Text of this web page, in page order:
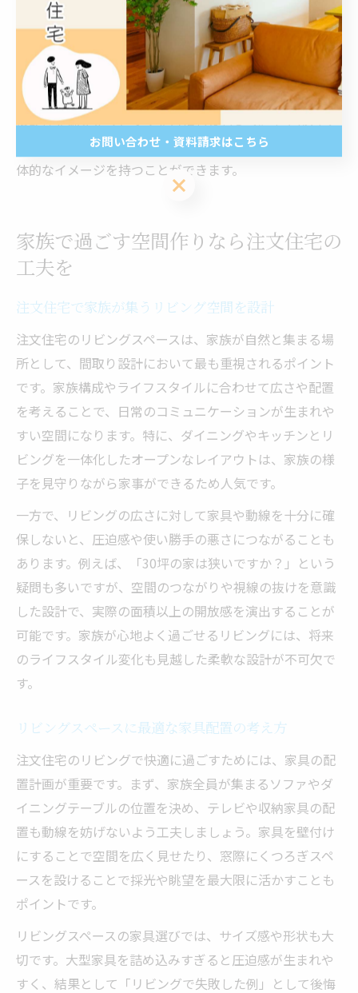
除が大変になるといったデメリットも生じるため注意が
必要です。
坪数と快適性を比較検討する際は、家族の人数や生活ス
タイル、将来的な使い方まで考慮し、必要十分な広さと
機能性を備えたリビングを目指しましょう。モデルハウ
ス見学や間取りシミュレーションを活用することで、具
体的なイメージを持つことができます。
家族で過ごす空間作りなら注文住宅の
工夫を
注文住宅で家族が集うリビング空間を設計
注文住宅のリビングスペースは、家族が自然と集まる場
所として、間取り設計において最も重視されるポイント
です。家族構成やライフスタイルに合わせて広さや配置
を考えることで、日常のコミュニケーションが生まれや
すい空間になります。特に、ダイニングやキッチンとリ
ビングを一体化したオープンなレイアウトは、家族の様
子を見守りながら家事ができるため人気です。
一方で、リビングの広さに対して家具や動線を十分に確
保しないと、圧迫感や使い勝手の悪さにつながることも
あります。例えば、「30坪の家は狭いですか？」という
疑問も多いですが、空間のつながりや視線の抜けを意識
した設計で、実際の面積以上の開放感を演出することが
可能です。家族が心地よく過ごせるリビングには、将来
のライフスタイル変化も見越した柔軟な設計が不可欠で
す。
リビングスペースに最適な家具配置の考え方
注文住宅のリビングで快適に過ごすためには、家具の配
置計画が重要です。まず、家族全員が集まるソファやダ
イニングテーブルの位置を決め、テレビや収納家具の配
置も動線を妨げないよう工夫しましょう。家具を壁付け
にすることで空間を広く見せたり、窓際にくつろぎスペ
ースを設けることで採光や眺望を最大限に活かすことも
ポイントです。
リビングスペースの家具選びでは、サイズ感や形状も大
切です。大型家具を詰め込みすぎると圧迫感が生まれや
すく、結果として「リビングで失敗した例」として後悔
お問い合わせ・資料請求はこちら
お問い合わせ・資料請求はこちら